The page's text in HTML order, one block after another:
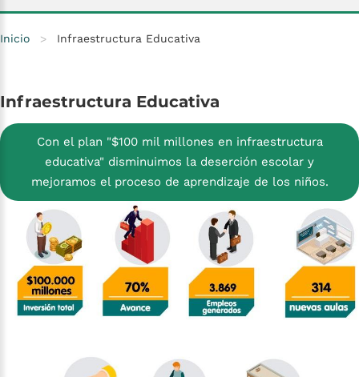
Inicio > Infraestructura Educativa
Infraestructura Educativa
Con el plan "$100 mil millones en infraestructura
educativa" disminuimos la deserción escolar y
mejoramos el proceso de aprendizaje de los niños.